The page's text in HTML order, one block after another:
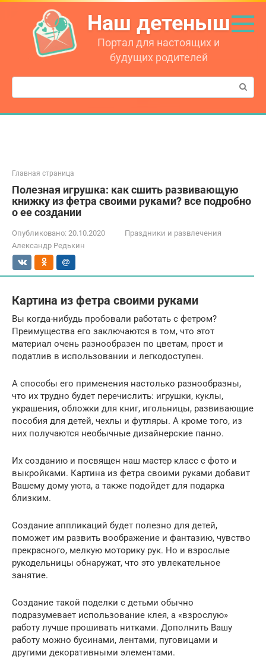
Перейти
контенту
Наш детеныш
Портал для настоящих и
будущих родителей
Поиск:
Главная страница
Полезная игрушка: как сшить развивающую
книжку из фетра своими руками? все подробно
о ее создании
Опубликовано: 20.10.2020
Праздники и развлечения
Александр Редькин
Картина из фетра своими руками
Вы когда-нибудь пробовали работать с фетром?
Преимущества его заключаются в том, что этот
материал очень разнообразен по цветам, прост и
податлив в использовании и легкодоступен.
А способы его применения настолько разнообразны,
что их трудно будет перечислить: игрушки, куклы,
украшения, обложки для книг, игольницы, развивающие
пособия для детей, чехлы и футляры. А кроме того, из
них получаются необычные дизайнерские панно.
Их созданию и посвящен наш мастер класс с фото и
выкройками. Картина из фетра своими руками добавит
Вашему дому уюта, а также подойдет для подарка
близким.
Создание аппликаций будет полезно для детей,
поможет им развить воображение и фантазию, чувство
прекрасного, мелкую моторику рук. Но и взрослые
рукодельницы обнаружат, что это увлекательное
занятие.
Создание такой поделки с детьми обычно
подразумевает использование клея, а «взрослую»
работу лучше прошивать нитками. Дополнить Вашу
работу можно бусинами, лентами, пуговицами и
другими декоративными элементами.